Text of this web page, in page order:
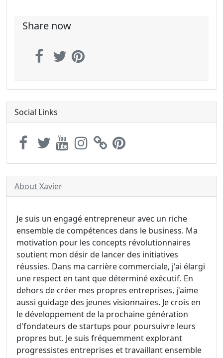
Share now
Social Links
About Xavier
Je suis un engagé entrepreneur avec un riche
ensemble de compétences dans le business. Ma
motivation pour les concepts révolutionnaires
soutient mon désir de lancer des initiatives
réussies. Dans ma carrière commerciale, j'ai élargi
une respect en tant que déterminé exécutif. En
dehors de créer mes propres entreprises, j'aime
aussi guidage des jeunes visionnaires. Je crois en
le développement de la prochaine génération
d'fondateurs de startups pour poursuivre leurs
propres but. Je suis fréquemment explorant
progressistes entreprises et travaillant ensemble